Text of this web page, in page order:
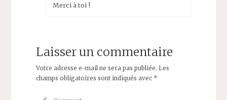
Merci à toi !
Laisser un commentaire
Votre adresse e-mail ne sera pas publiée. Les
champs obligatoires sont indiqués avec *